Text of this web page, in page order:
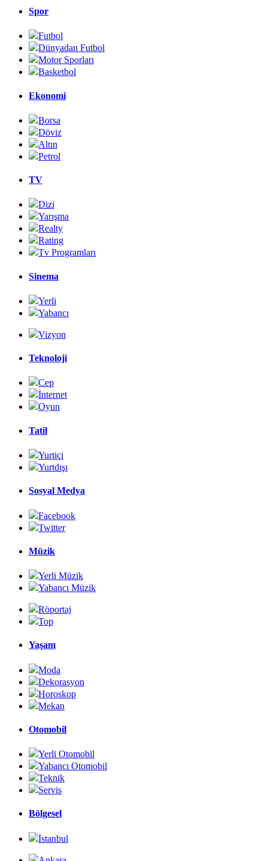
Spor
Futbol
Dünyadan Futbol
Motor Sporları
Basketbol
Ekonomi
Borsa
Döviz
Altın
Petrol
TV
Dizi
Yarışma
Realty
Rating
Tv Programları
Sinema
Yerli
Yabancı
Vizyon
Teknoloji
Cep
İnternet
Oyun
Tatil
Yurtiçi
Yurtdışı
Sosyal Medya
Facebook
Twitter
Müzik
Yerli Müzik
Yabancı Müzik
Röportaj
Top
Yaşam
Moda
Dekorasyon
Horoskop
Mekan
Otomobil
Yerli Otomobil
Yabancı Otomobil
Teknik
Servis
Bölgesel
İstanbul